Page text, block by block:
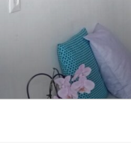
Liigu